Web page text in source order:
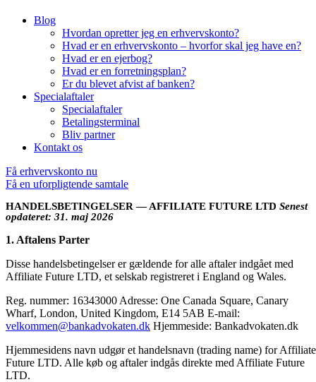
Menu
Blog
Hvordan opretter jeg en erhvervskonto?
Hvad er en erhvervskonto – hvorfor skal jeg have en?
Hvad er en ejerbog?
Hvad er en forretningsplan?
Er du blevet afvist af banken?
Specialaftaler
Specialaftaler
Betalingsterminal
Bliv partner
Kontakt os
Få erhvervskonto nu
Få en uforpligtende samtale
HANDELSBETINGELSER — AFFILIATE FUTURE LTD Senest
opdateret: 31. maj 2026
1. Aftalens Parter
Disse handelsbetingelser er gældende for alle aftaler indgået med
Affiliate Future LTD, et selskab registreret i England og Wales.
Reg. nummer: 16343000 Adresse: One Canada Square, Canary
Wharf, London, United Kingdom, E14 5AB E-mail:
velkommen@bankadvokaten.dk Hjemmeside: Bankadvokaten.dk
Hjemmesidens navn udgør et handelsnavn (trading name) for Affiliate
Future LTD. Alle køb og aftaler indgås direkte med Affiliate Future
LTD.